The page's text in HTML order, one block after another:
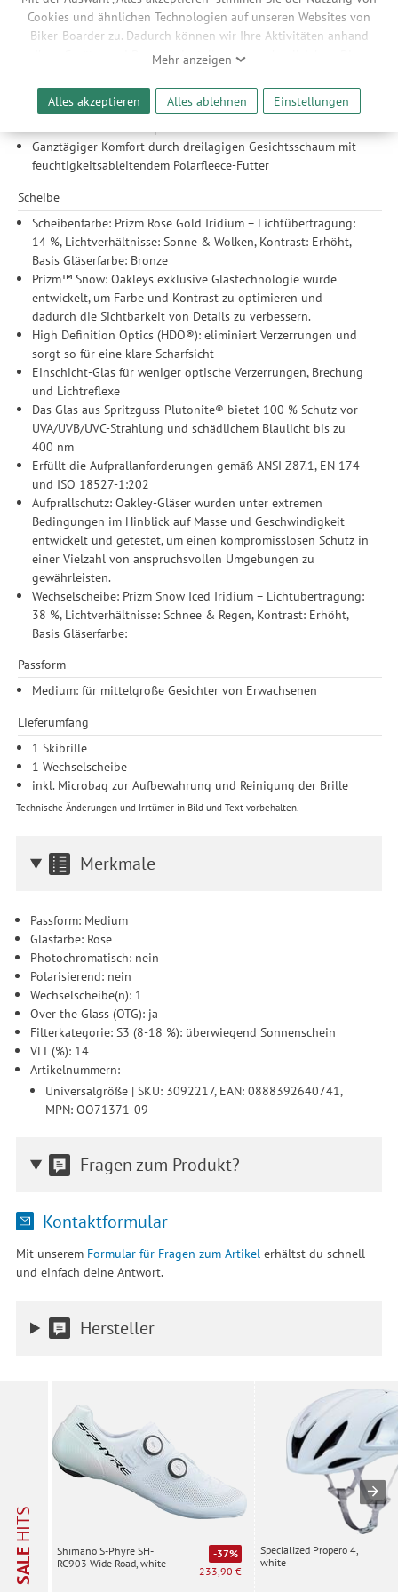
Cookies und ähnlichen Technologien auf unseren Websites von
Biker-Boarder zu. Dadurch können wir Ihre Aktivitäten anhand
Ihrer Geräte- und Browsereinstellungen nachvollziehen. Dies
Werbeanzeigen für Sie bereitzustellen sowie Funktionalitäten
unserer Website sicherzustellen und stetig zu verbessern. Dabei
werden Ihre Daten auch an Drittanbieter und Werbepartner
weitergegeben. Die Verarbeitung erfolgt ausschließlich zum
Zwecke der Einbindung von Streaming-Inhalten und der
Produktempfehlungen und nutzungsbasierter Werbung.
Informationen zu den einzelnen Funktionen, den Drittanbietern
und der Speicherdauer finden Sie unter Einstellungen. Diese
Einwilligung ist freiwillig, für die Nutzung unserer Website nicht
erforderlich und gilt, bis sie widerrufen wird. Sie können Ihre
Einwilligung unter Einstellungen lediglich für bestimmte
Drittanbieter erteilen und jederzeit für die Zukunft widerrufen.
Mehr anzeigen
Alles akzeptieren Alles ablehnen Einstellungen
einen sicheren Halt des Glases sorgen.
Dezente Einkerbungen an den Bügeln sorgen für
Kompatibilität mit den meisten Korrekturbrillen
Das flexible O Matter®-Gestell passt sich deinem Gesicht
bequem an, selbst bei extremer Kälte
Das flache Rahmendesign sorgt für bessere Sichtbarkeit und
Ganztägiger Komfort durch dreilagigen Gesichtsschaum mit
feuchtigkeitsableitendem Polarfleece-Futter
Scheibe
Scheibenfarbe: Prizm Rose Gold Iridium – Lichtübertragung:
14 %, Lichtverhältnisse: Sonne & Wolken, Kontrast: Erhöht,
Basis Gläserfarbe: Bronze
Prizm™ Snow: Oakleys exklusive Glastechnologie wurde
entwickelt, um Farbe und Kontrast zu optimieren und
dadurch die Sichtbarkeit von Details zu verbessern.
High Definition Optics (HDO®): eliminiert Verzerrungen und
sorgt so für eine klare Scharfsicht
Einschicht-Glas für weniger optische Verzerrungen, Brechung
und Lichtreflexe
Das Glas aus Spritzguss-Plutonite® bietet 100 % Schutz vor
UVA/UVB/UVC-Strahlung und schädlichem Blaulicht bis zu
400 nm
Erfüllt die Aufprallanforderungen gemäß ANSI Z87.1, EN 174
und ISO 18527-1:202
Aufprallschutz: Oakley-Gläser wurden unter extremen
Bedingungen im Hinblick auf Masse und Geschwindigkeit
entwickelt und getestet, um einen kompromisslosen Schutz in
einer Vielzahl von anspruchsvollen Umgebungen zu
gewährleisten.
Wechselscheibe: Prizm Snow Iced Iridium – Lichtübertragung:
38 %, Lichtverhältnisse: Schnee & Regen, Kontrast: Erhöht,
Basis Gläserfarbe:
Passform
Medium: für mittelgroße Gesichter von Erwachsenen
Lieferumfang
1 Skibrille
1 Wechselscheibe
inkl. Microbag zur Aufbewahrung und Reinigung der Brille
Technische Änderungen und Irrtümer in Bild und Text vorbehalten.
Merkmale
Passform: Medium
Glasfarbe: Rose
Photochromatisch: nein
Polarisierend: nein
Wechselscheibe(n): 1
Over the Glass (OTG): ja
Filterkategorie: S3 (8-18 %): überwiegend Sonnenschein
VLT (%): 14
Artikelnummern:
Universalgröße | SKU: 3092217, EAN: 0888392640741,
MPN: OO71371-09
Fragen zum Produkt?
Kontaktformular
Mit unserem Formular für Fragen zum Artikelerhältst du schnell
und einfach deine Antwort.
Hersteller
SALE
HITS
Shimano S-Phyre SH-
RC903 Wide Road, white
-37%
233,90 €
Specialized Propero 4,
white